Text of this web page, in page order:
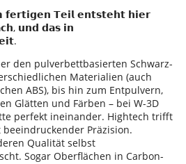
𝗧𝗲𝗶𝗹 𝗲𝗻𝘁𝘀𝘁𝗲𝗵𝘁 𝗵𝗶𝗲𝗿
𝘂𝗻𝗱 𝗱𝗮𝘀 𝗶𝗻
den pulverbettbasierten Schwarz-
Materialien (auch
ABS), bis hin zum Entpulvern,
Glätten und Färben – bei W-3D
perfekt ineinander. Hightech trifft
Präzision.
Qualität selbst
Sogar Oberflächen in Carbon-